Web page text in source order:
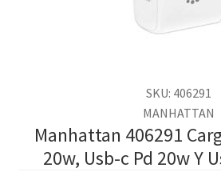
SKU: 406291
MANHATTAN
Manhattan 406291
20w, Usb-c Pd 20w Y